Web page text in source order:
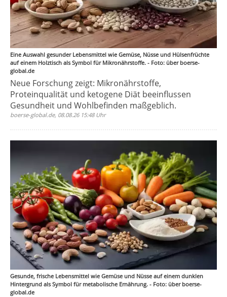
Eine Auswahl gesunder Lebensmittel wie Gemüse, Nüsse und Hülsenfrüchte
auf einem Holztisch als Symbol für Mikronährstoffe. - Foto: über boerse-
global.de
Neue Forschung zeigt: Mikronährstoffe,
Proteinqualität und ketogene Diät beeinflussen
Gesundheit und Wohlbefinden maßgeblich.
boerse-global.de, 08.08.26 15:48 Uhr
Gesunde, frische Lebensmittel wie Gemüse und Nüsse auf einem dunklen
Hintergrund als Symbol für metabolische Ernährung. - Foto: über boerse-
global.de